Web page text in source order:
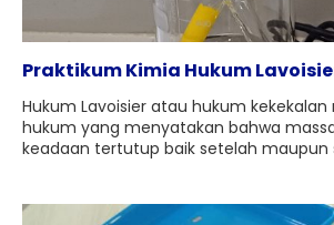
Praktikum Kimia Hukum
Hukum Lavoisier atau hukum
hukum yang menyatakan bahwa
keadaan tertutup baik setelah maupun